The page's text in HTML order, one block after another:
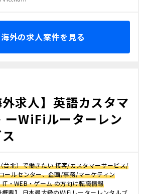
外の求人案件を見る
外求人】英語カスタマ
ーWiFiルーターレン
台北）で働きたい 接客/カスタマーサービス/
ールセンター、企画/事務/マーケティン
IT・WEB・ゲーム の方向け転職情報
概要】 日本最大級のWiFiルーターレンタルブ